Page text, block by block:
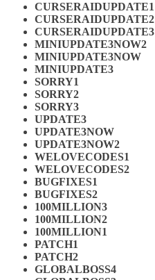
CURSERAIDUPDATE1
CURSERAIDUPDATE2
CURSERAIDUPDATE3
MINIUPDATE3NOW2
MINIUPDATE3NOW
MINIUPDATE3
SORRY1
SORRY2
SORRY3
UPDATE3
UPDATE3NOW
UPDATE3NOW2
WELOVECODES1
WELOVECODES2
BUGFIXES1
BUGFIXES2
100MILLION3
100MILLION2
100MILLION1
PATCH1
PATCH2
GLOBALBOSS4